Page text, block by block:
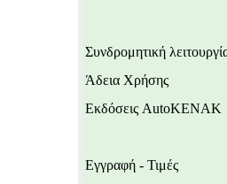
Συνδρομητική
Άδεια Χρήσης
Εκδόσεις AutoKENAK
Εγγραφή - Τιμές